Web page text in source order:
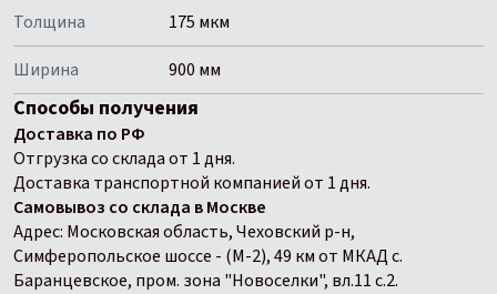
Толщина
175 мкм
Ширина
900 мм
Способы получения
Доставка по РФ
Отгрузка со склада от 1 дня.
Доставка транспортной компанией от 1 дня.
Самовывоз со склада в Москве
Адрес: Московская область, Чеховский р-н,
Симферопольское шоссе - (М-2), 49 км от МКАД с.
Баранцевское, пром. зона "Новоселки", вл.11 с.2.